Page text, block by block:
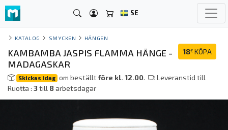
SE
KATALOG SMYCKEN HÄNGEN
18€ KÖPA
KAMBAMBA JASPIS FLAMMA HÄNGE -
MADAGASKAR
Skickas idag om beställtföre kl. 12.00.
Leveranstid till
Ruoŧŧa : 3till 8arbetsdagar